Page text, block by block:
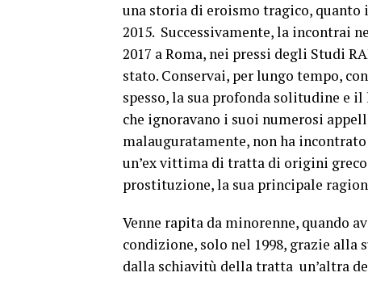
una storia di eroismo tragico, quanto
2015. Successivamente, la incontrai
2017 a Roma, nei pressi degli Studi
stato. Conservai, per lungo tempo,
spesso, la sua profonda solitudine e
che ignoravano i suoi numerosi
malauguratamente, non ha
un’ex vittima di tratta di origini
prostituzione, la sua principale
Venne rapita da minorenne, quando
condizione, solo nel 1998, grazie alla
dalla schiavitù della tratta un’altra